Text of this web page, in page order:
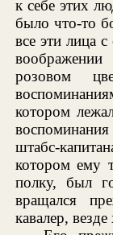
к себе этих
было что-то
все эти лица
воображении
розовом
котором
штабс-
котором ему
полку, был
вращался
кавалер,